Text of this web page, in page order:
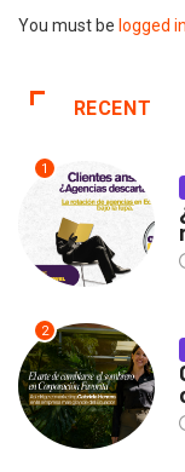
You must be logged in
RECENT
1
2